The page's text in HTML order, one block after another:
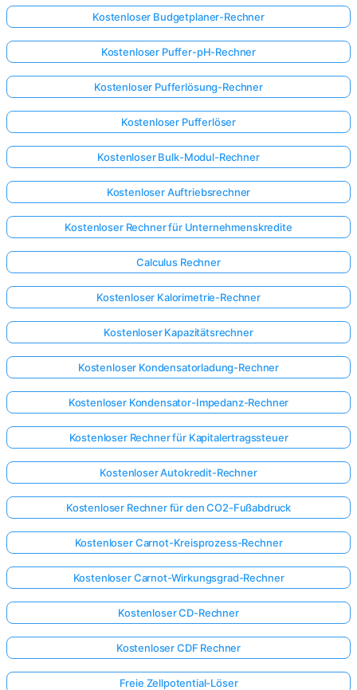
Kostenloser Budgetplaner-Rechner
Kostenloser Puffer-pH-Rechner
Kostenloser Pufferlösung-Rechner
Kostenloser Pufferlöser
Kostenloser Bulk-Modul-Rechner
Kostenloser Auftriebsrechner
Kostenloser Rechner für Unternehmenskredite
Calculus Rechner
Kostenloser Kalorimetrie-Rechner
Kostenloser Kapazitätsrechner
Kostenloser Kondensatorladung-Rechner
Kostenloser Kondensator-Impedanz-Rechner
Kostenloser Rechner für Kapitalertragssteuer
Kostenloser Autokredit-Rechner
Kostenloser Rechner für den CO2-Fußabdruck
Kostenloser Carnot-Kreisprozess-Rechner
Kostenloser Carnot-Wirkungsgrad-Rechner
Kostenloser CD-Rechner
Kostenloser CDF Rechner
Freie Zellpotential-Löser